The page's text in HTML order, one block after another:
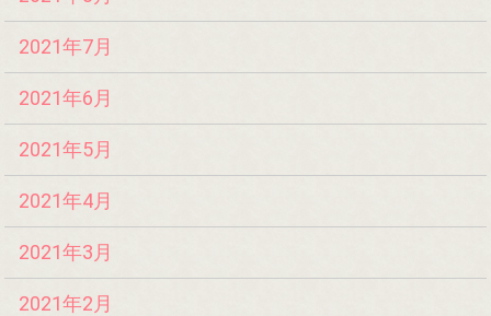
2021年7月
2021年6月
2021年5月
2021年4月
2021年3月
2021年2月